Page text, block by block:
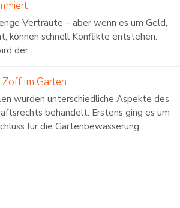
Vertraute – aber wenn es um Geld,
können schnell Konflikte entstehen.
der...
im Garten
wurden unterschiedliche Aspekte des
behandelt. Erstens ging es um
für die Gartenbewässerung.